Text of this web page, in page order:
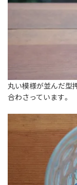
丸い模様が並んだ型
合わさっています。